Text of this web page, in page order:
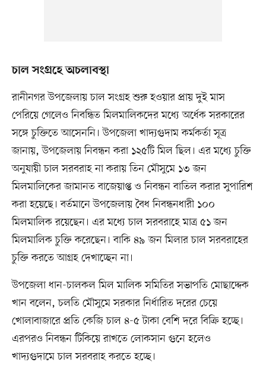
চাল সংগ্রহে অচলাবস্থা
রানীনগর উপজেলায় চাল সংগ্রহ শুরু হওয়ার প্রায় দুই মাস
পেরিয়ে গেলেও নিবন্ধিত মিলমালিকদের মধ্যে অর্ধেক সরকারের
সঙ্গে চুক্তিতে আসেননি। উপজেলা খাদ্যগুদাম কর্মকর্তা সূত্র
জানায়, উপজেলায় নিবন্ধন করা ১২৫টি মিল ছিল। এর মধ্যে চুক্তি
অনুযায়ী চাল সরবরাহ না করায় তিন মৌসুমে ১৩ জন
মিলমালিকের জামানত বাজেয়াপ্ত ও নিবন্ধন বাতিল করার সুপারিশ
করা হয়েছে। বর্তমানে উপজেলায় বৈধ নিবন্ধনধারী ১০০
মিলমালিক রয়েছেন। এর মধ্যে চাল সরবরাহে মাত্র ৫১ জন
মিলমালিক চুক্তি করেছেন। বাকি ৪৯ জন মিলার চাল সরবরাহের
চুক্তি করতে আগ্রহ দেখাচ্ছেন না।
উপজেলা ধান-চালকল মিল মালিক সমিতির সভাপতি মোছাদ্দেক
খান বলেন, চলতি মৌসুমে সরকার নির্ধারিত দরের চেয়ে
খোলাবাজারে প্রতি কেজি চাল ৪-৫ টাকা বেশি দরে বিক্রি হচ্ছে।
এরপরও নিবন্ধন টিকিয়ে রাখতে লোকসান গুনে হলেও
খাদ্যগুদামে চাল সরবরাহ করতে হচ্ছে।